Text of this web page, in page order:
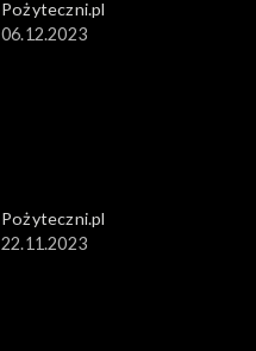
Pożyteczni.pl
06.12.2023
Pożyteczni.pl
22.11.2023